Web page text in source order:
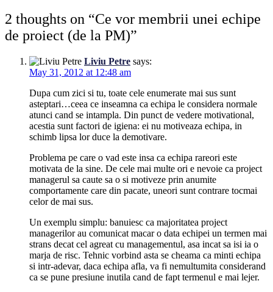
2 thoughts on “Ce vor membrii unei echipe
de proiect (de la PM)”
Liviu Petre says:
May 31, 2012 at 12:48 am
Dupa cum zici si tu, toate cele enumerate mai sus sunt
asteptari…ceea ce inseamna ca echipa le considera normale
atunci cand se intampla. Din punct de vedere motivational,
acestia sunt factori de igiena: ei nu motiveaza echipa, in
schimb lipsa lor duce la demotivare.
Problema pe care o vad este insa ca echipa rareori este
motivata de la sine. De cele mai multe ori e nevoie ca project
managerul sa caute sa o si motiveze prin anumite
comportamente care din pacate, uneori sunt contrare tocmai
celor de mai sus.
Un exemplu simplu: banuiesc ca majoritatea project
managerilor au comunicat macar o data echipei un termen mai
strans decat cel agreat cu managementul, asa incat sa isi ia o
marja de risc. Tehnic vorbind asta se cheama ca minti echipa
si intr-adevar, daca echipa afla, va fi nemultumita considerand
ca se pune presiune inutila cand de fapt termenul e mai lejer.